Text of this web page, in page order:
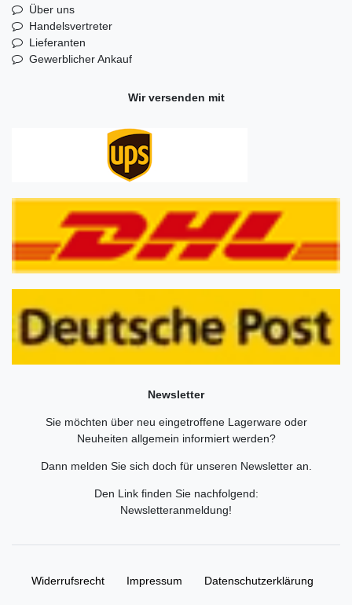
Über uns
Handelsvertreter
Lieferanten
Gewerblicher Ankauf
Wir versenden mit
Newsletter
Sie möchten über neu eingetroffene Lagerware oder
Neuheiten allgemein informiert werden?
Dann melden Sie sich doch für unseren Newsletter an.
Den Link finden Sie nachfolgend:
Newsletteranmeldung!
Widerrufs­recht Impressum Daten­schutz­erklärung